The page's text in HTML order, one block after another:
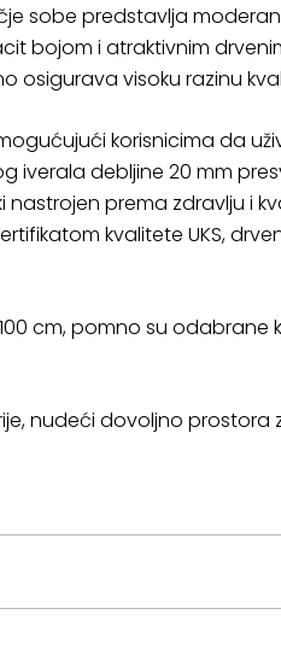
sobe predstavlja
bojom i atraktivnim
osigurava visoku razinu
korisnicima da
iverala debljine 20 mm
prema zdravlju i
kvalitete UKS,
cm, pomno su
nudeći dovoljno